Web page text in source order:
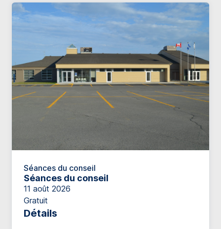
Séances du conseil
Séances du conseil
11 août 2026
Gratuit
Détails